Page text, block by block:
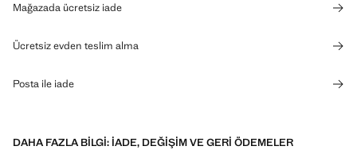
Mağazada ücretsiz iade
Ücretsiz evden teslim alma
Posta ile iade
DAHA FAZLA BILGI: İADE, DEĞIŞIM VE GERI ÖDEMELER